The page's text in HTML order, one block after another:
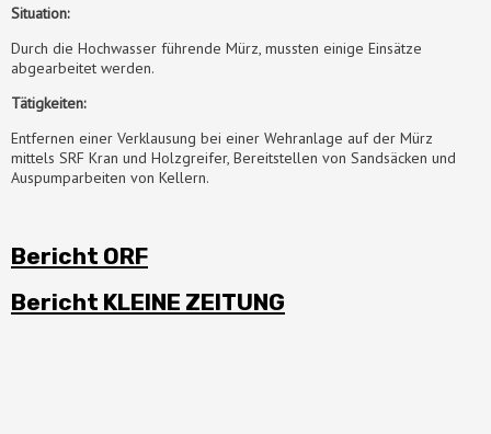
Situation:
Durch die Hochwasser führende Mürz, mussten einige Einsätze
abgearbeitet werden.
Tätigkeiten:
Entfernen einer Verklausung bei einer Wehranlage auf der Mürz
mittels SRF Kran und Holzgreifer, Bereitstellen von Sandsäcken und
Auspumparbeiten von Kellern.
Bericht ORF
Bericht KLEINE ZEITUNG